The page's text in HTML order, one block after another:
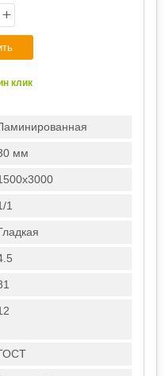
+
клик
мм
1